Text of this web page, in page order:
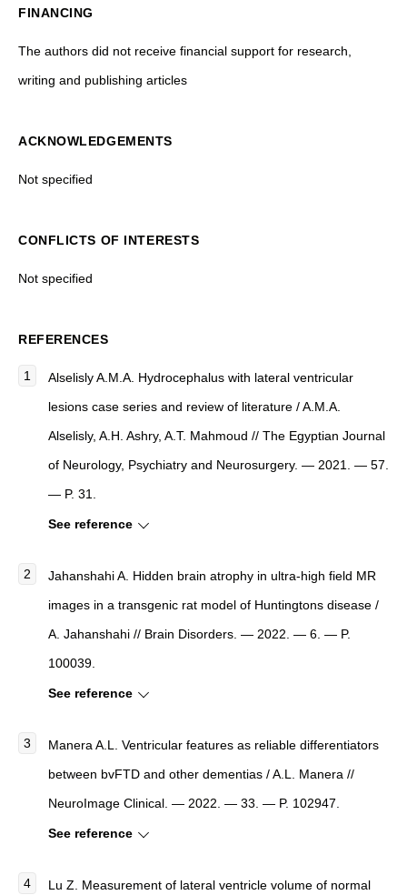
FINANCING
The authors did not receive financial support for research,
writing and publishing articles
ACKNOWLEDGEMENTS
Not specified
CONFLICTS OF INTERESTS
Not specified
REFERENCES
Alselisly A.M.A. Hydrocephalus with lateral ventricular
lesions case series and review of literature / A.M.A.
Alselisly, A.H. Ashry, A.T. Mahmoud // The Egyptian Journal
of Neurology, Psychiatry and Neurosurgery. — 2021. — 57.
— P. 31.
See reference
Jahanshahi A. Hidden brain atrophy in ultra-high field MR
images in a transgenic rat model of Huntingtons disease /
A. Jahanshahi // Brain Disorders. — 2022. — 6. — P.
100039.
See reference
Manera A.L. Ventricular features as reliable differentiators
between bvFTD and other dementias / A.L. Manera //
NeuroImage Clinical. — 2022. — 33. — P. 102947.
See reference
Lu Z. Measurement of lateral ventricle volume of normal